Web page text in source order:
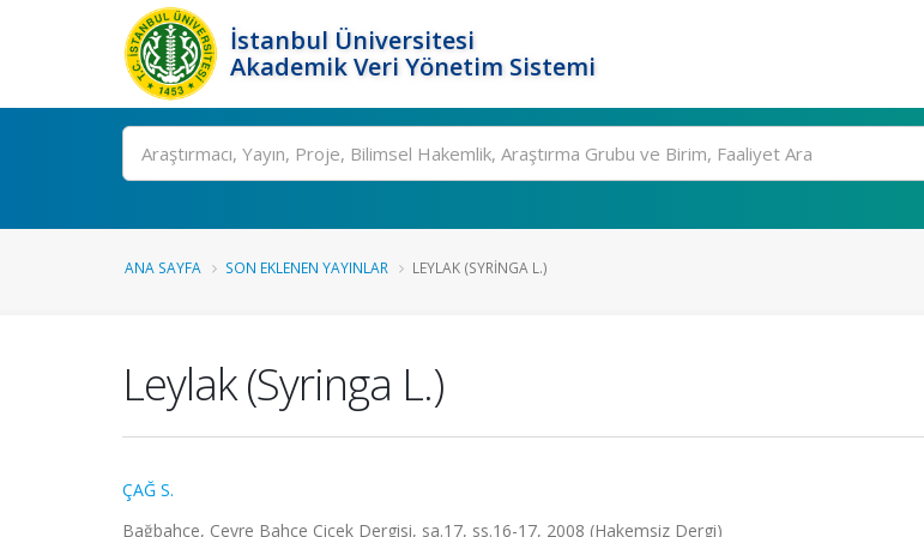
İstanbul Üniversitesi
Akademik Veri Yönetim Sistemi
Ara
ANA SAYFA SON EKLENEN YAYINLAR LEYLAK (SYRINGA L.)
Leylak (Syringa L.)
ÇAĞ S.
Bağbahçe, Çevre Bahçe Çiçek Dergisi, sa.17, ss.16-17, 2008 (Hakemsiz Dergi)